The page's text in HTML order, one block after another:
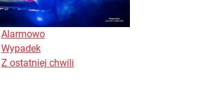
Alarmowo
Wypadek
Z ostatniej chwili